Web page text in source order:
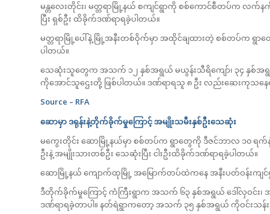
မန္တလေးတိုင်း၊ မတ္တရာမြို့နယ် စကျင်ရွာကို စစ်ကောင်စီတပ်က လက်
ပြီး ရှစ်ဦး ထိခိုက်ဒဏ်ရာရခဲ့ပါတယ်။
မတ္တရာမြို့ပေါ်နဲ့ မြို့အနီးတစ်ဝိုက်မှာ အထိုင်ချထားတဲ့ စစ်တပ်က
ပါတယ်။
သေဆုံးသူတွေက အသက် ၁၂ နှစ်အရွယ် မယွန်းသီရိကျော်၊ ၃၄ နှစ်အ
ကိုအောင်သူဌေးတို့ ဖြစ်ပါတယ်။ ဒဏ်ရာရသူ ၈ ဦး လည်းဆေးကုသ
Source – RFA
ဆောမှာ ဒရုန်းနဲ့တိုက်ခိုက်မှုကြောင့် အမျိုးသမီးနှစ်ဦးသေဆုံး
မကွေးတိုင်း ဆောမြို့နယ်မှာ စစ်တပ်က ရွာတွေကို ဒီဇင်ဘာလ ၁၀ ရ
ဦးနဲ့ အမျိုးသားတစ်ဦး သေဆုံးပြီး ငါးဦးထိခိုက်ဒဏ်ရာရခဲ့ပါတယ်။
ဆောမြို့နယ် ကျောက်ထုမြို့ အမြောက်တပ်ထဲကနေ အနီးပတ်ဝန်းကျ
ဒီတိုက်ခိုက်မှုကြောင့် ကံကြီးရွာက အသက် ၆၃ နှစ်အရွယ် ဒေါ်လှဝင်း
ဒဏ်ရာရခဲ့တာပါ။ နတ်ရဲရွာကတော့ အသက် ၃၅ နှစ်အရွယ် ကိုဝင်းသ